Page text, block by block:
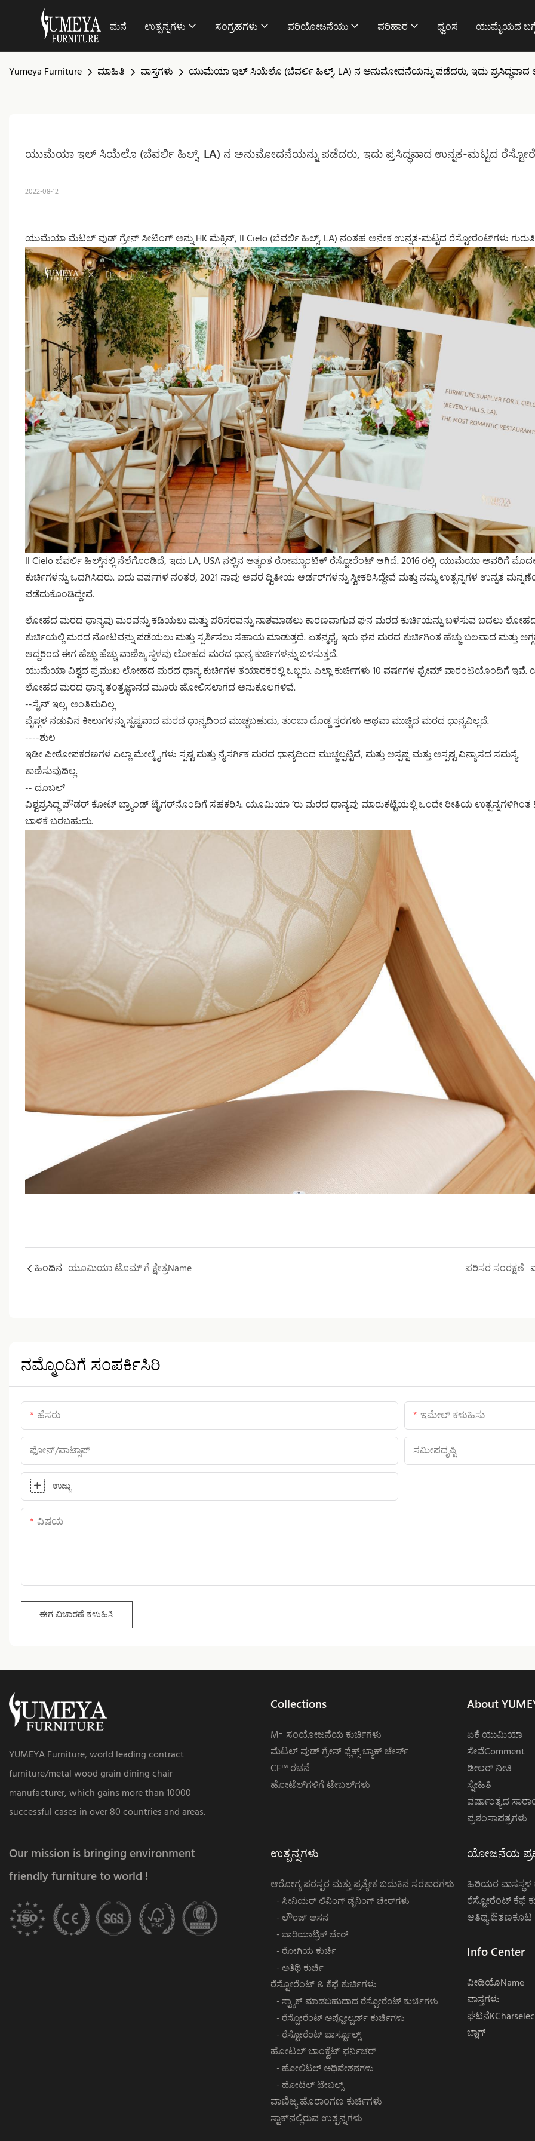
ಮನೆ ಉತ್ಪನ್ನಗಳು ಸಂಗ್ರಹಗಳು ಪರಿಯೋಜನೆಯು ಪರಿಹಾರ ಧ್ವಂಸ ಯುಮೈಯದ
Yumeya Furniture ಮಾಹಿತಿ ವಾಸ್ತಗಳು ಯುಮೆಯಾ ಇಲ್ ಸಿಯೆಲೊ (ಬೆವರ್ಲಿ ಹಿಲ್ಸ್, LA) ನ ಅನುಮೋದನೆಯನ್ನು ಪಡೆದರು, ಇದು ಪ್ರಸಿದ್ಧವಾದ
ಯುಮೆಯಾ ಇಲ್ ಸಿಯೆಲೊ (ಬೆವರ್ಲಿ ಹಿಲ್ಸ್, LA) ನ ಅನುಮೋದನೆಯನ್ನು ಪಡೆದರು, ಇದು ಪ್ರಸಿದ್ಧವಾದ ಉನ್ನತ-ಮಟ್ಟದ
2022-08-12
ಯುಮೆಯಾ ಮೆಟಲ್ ವುಡ್ ಗ್ರೇನ್ ಸೀಟಿಂಗ್ ಅನ್ನು HK ಮೆಕ್ಸಿನ್, Il Cielo (ಬೆವರ್ಲಿ ಹಿಲ್ಸ್, LA) ನಂತಹ ಅನೇಕ ಉನ್ನತ-ಮಟ್ಟದ ರೆಸ್ಟೋರೆಂಟ್‌ಗಳು
Il Cielo ಬೆವರ್ಲಿ ಹಿಲ್ಸ್‌ನಲ್ಲಿ ನೆಲೆಗೊಂಡಿದೆ, ಇದು LA, USA ನಲ್ಲಿನ ಅತ್ಯಂತ ರೋಮ್ಯಾಂಟಿಕ್ ರೆಸ್ಟೋರೆಂಟ್ ಆಗಿದೆ. 2016 ರಲ್ಲಿ, ಯುಮೆಯಾ ಅವರಿಗೆ
ಕುರ್ಚಿಗಳನ್ನು ಒದಗಿಸಿದರು. ಐದು ವರ್ಷಗಳ ನಂತರ, 2021 ನಾವು ಅವರ ದ್ವಿತೀಯ ಆರ್ಡರ್‌ಗಳನ್ನು ಸ್ವೀಕರಿಸಿದ್ದೇವೆ ಮತ್ತು ನಮ್ಮ ಉತ್ಪನ್ನಗಳ ಉನ್ನತ
ಪಡೆದುಕೊಂಡಿದ್ದೇವೆ.
ಲೋಹದ ಮರದ ಧಾನ್ಯವು ಮರವನ್ನು ಕಡಿಯಲು ಮತ್ತು ಪರಿಸರವನ್ನು ನಾಶಮಾಡಲು ಕಾರಣವಾಗುವ ಘನ ಮರದ ಕುರ್ಚಿಯನ್ನು ಬಳಸುವ ಬದಲು
ಕುರ್ಚಿಯಲ್ಲಿ ಮರದ ನೋಟವನ್ನು ಪಡೆಯಲು ಮತ್ತು ಸ್ಪರ್ಶಿಸಲು ಸಹಾಯ ಮಾಡುತ್ತದೆ. ಏತನ್ಮಧ್ಯೆ, ಇದು ಘನ ಮರದ ಕುರ್ಚಿಗಿಂತ ಹೆಚ್ಚು ಬಲವಾದ ಮತ್ತು
ಆದ್ದರಿಂದ ಈಗ ಹೆಚ್ಚು ಹೆಚ್ಚು ವಾಣಿಜ್ಯ ಸ್ಥಳವು ಲೋಹದ ಮರದ ಧಾನ್ಯ ಕುರ್ಚಿಗಳನ್ನು ಬಳಸುತ್ತದೆ.
ಯುಮೆಯಾ ವಿಶ್ವದ ಪ್ರಮುಖ ಲೋಹದ ಮರದ ಧಾನ್ಯ ಕುರ್ಚಿಗಳ ತಯಾರಕರಲ್ಲಿ ಒಬ್ಬರು. ಎಲ್ಲಾ ಕುರ್ಚಿಗಳು 10 ವರ್ಷಗಳ ಫ್ರೇಮ್ ವಾರಂಟಿಯೊಂದಿಗೆ
ಲೋಹದ ಮರದ ಧಾನ್ಯ ತಂತ್ರಜ್ಞಾನದ ಮೂರು ಹೋಲಿಸಲಾಗದ ಅನುಕೂಲಗಳಿವೆ.
--ಸೈನ್ ಇಲ್ಲ, ಅಂತಿಮವಿಲ್ಲ
ಪೈಪ್ಗಳ ನಡುವಿನ ಕೀಲುಗಳನ್ನು ಸ್ಪಷ್ಟವಾದ ಮರದ ಧಾನ್ಯದಿಂದ ಮುಚ್ಚಬಹುದು, ತುಂಬಾ ದೊಡ್ಡ ಸ್ತರಗಳು ಅಥವಾ ಮುಚ್ಚಿದ ಮರದ ಧಾನ್ಯವಿಲ್ಲದೆ.
----ಶುಲ
ಇಡೀ ಪೀಠೋಪಕರಣಗಳ ಎಲ್ಲಾ ಮೇಲ್ಮೈಗಳು ಸ್ಪಷ್ಟ ಮತ್ತು ನೈಸರ್ಗಿಕ ಮರದ ಧಾನ್ಯದಿಂದ ಮುಚ್ಚಲ್ಪಟ್ಟಿವೆ, ಮತ್ತು ಅಸ್ಪಷ್ಟ ಮತ್ತು ಅಸ್ಪಷ್ಟ ವಿನ್ಯಾಸದ ಸಮಸ್ಯೆ
ಕಾಣಿಸುವುದಿಲ್ಲ.
-- ದೂಬಲ್
ವಿಶ್ವಪ್ರಸಿದ್ಧ ಪೌಡರ್ ಕೋಟ್ ಬ್ರ್ಯಾಂಡ್ ಟೈಗರ್‌ನೊಂದಿಗೆ ಸಹಕರಿಸಿ. ಯೂಮಿಯಾ ’ರು ಮರದ ಧಾನ್ಯವು ಮಾರುಕಟ್ಟೆಯಲ್ಲಿ ಒಂದೇ ರೀತಿಯ ಉತ್ಪನ್ನಗಳಿಗಿಂತ
ಬಾಳಿಕೆ ಬರಬಹುದು.
ಹಿಂದಿನ ಯೂಮಿಯಾ ಟೊಮ್ ಗೆ ಕ್ಷೇತ್ರName ಪರಿಸರ ಸಂರಕ್ಷಣೆ
ನಮ್ಮೊಂದಿಗೆ ಸಂಪರ್ಕಿಸಿರಿ
ಹೆಸರು ಇಮೇಲ್ ಕಳುಹಿಸು
ಫೋನ್/ವಾಟ್ಸಾಪ್ ಸಮೀಪದೃಷ್ಟಿ
ಉಜ್ಜು
ವಿಷಯ
ಈಗ ವಿಚಾರಣೆ ಕಳುಹಿಸಿ
YUMEYA Furniture, world leading contract
furniture/metal wood grain dining chair
manufacturer, which gains more than 10000
successful cases in over 80 countries and areas.
Collections
M⁺ ಸಂಯೋಜನೆಯ ಕುರ್ಚಿಗಳು
ಮೆಟಲ್ ವುಡ್ ಗ್ರೇನ್ ಫ್ಲೆಕ್ಸ್ ಬ್ಯಾಕ್ ಚೇರ್ಸ್
CF™ ರಚನೆ
ಹೋಟೆಲ್‌ಗಳಿಗೆ ಟೇಬಲ್‌ಗಳು
About
ಏಕೆ ಯುಮಿಯಾ
ಸೇವೆComment
ಡೀಲರ್ ನೀತಿ
ಸ್ನೇಹಿತಿ
ವರ್ಷಾಂತ್ಯದ
ಪ್ರಶಂಸಾಪತ್ರಗಳು
Our mission is bringing environment
friendly furniture to world !
ಉತ್ಪನ್ನಗಳು
ಆರೋಗ್ಯ ಪರಸ್ಪರ ಮತ್ತು ಪ್ರತ್ಯೇಕ ಬದುಕಿನ ಸರಕಾರಗಳು
- ಸೀನಿಯರ್ ಲಿವಿಂಗ್ ಡೈನಿಂಗ್ ಚೇರ್‌ಗಳು
- ಲೌಂಜ್ ಆಸನ
- ಬಾರಿಯಾಟ್ರಿಕ್ ಚೇರ್
- ರೋಗಿಯ ಕುರ್ಚಿ
- ಅತಿಥಿ ಕುರ್ಚಿ
ರೆಸ್ಟೋರೆಂಟ್ & ಕೆಫೆ ಕುರ್ಚಿಗಳು
- ಸ್ಟ್ಯಾಕ್ ಮಾಡಬಹುದಾದ ರೆಸ್ಟೋರೆಂಟ್ ಕುರ್ಚಿಗಳು
- ರೆಸ್ಟೋರೆಂಟ್ ಅಪ್ಹೋಲ್ಟರ್ಡ್ ಕುರ್ಚಿಗಳು
- ರೆಸ್ಟೋರೆಂಟ್ ಬಾರ್ಸ್ಟೂಲ್ಸ್
ಹೋಟಲ್‌ ಬಾಂಕ್ವೆಟ್ ಫರ್ನಿಚರ್
- ಹೋಲಿಟಲ್ ಅಧಿವೇಶನಗಳು
- ಹೋಟೆಲ್ ಟೇಬಲ್ಸ್
ವಾಣಿಜ್ಯ ಹೊರಾಂಗಣ ಕುರ್ಚಿಗಳು
ಸ್ಟಾಕ್‌ನಲ್ಲಿರುವ ಉತ್ಪನ್ನಗಳು
ಯೋಜನೆಯ
ಹಿರಿಯರ ವಾಸಸ್ಥಳ
ರೆಸ್ಟೋರೆಂಟ್ ಕೆಫೆ
ಆತಿಥ್ಯ ಔತಣಕೂಟ
Info Center
ವೀಡಿಯೊName
ವಾಸ್ತಗಳು
ಬ್ಲಾಗ್